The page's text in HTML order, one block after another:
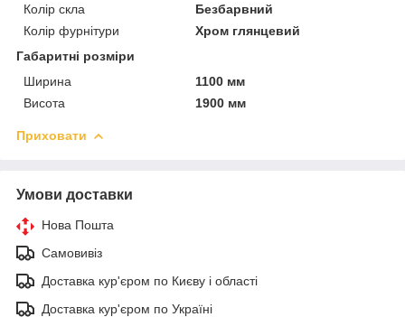
Колір скла
Безбарвний
Колір фурнітури
Хром глянцевий
Габаритні розміри
Ширина
1100 мм
Висота
1900 мм
Приховати
Умови доставки
Нова Пошта
Самовивіз
Доставка кур'єром по Києву і області
Доставка кур'єром по Україні